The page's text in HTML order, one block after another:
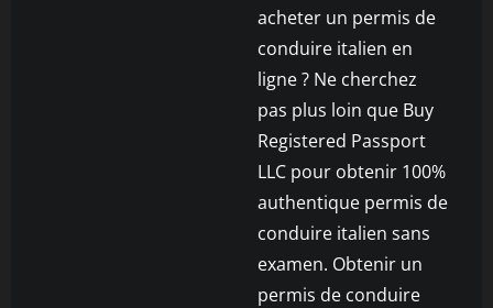
acheter un permis de
conduire italien en
ligne ? Ne cherchez
pas plus loin que Buy
Registered Passport
LLC pour obtenir 100%
authentique permis de
conduire italien sans
examen. Obtenir un
permis de conduire